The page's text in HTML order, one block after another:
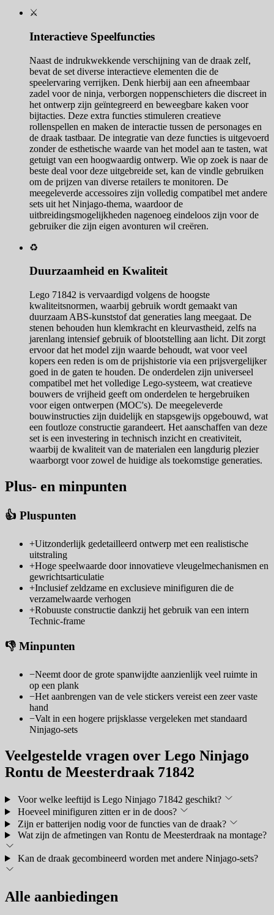
⚔️
Interactieve Speelfuncties
Naast de indrukwekkende verschijning van de draak zelf,
bevat de set diverse interactieve elementen die de
speelervaring verrijken. Denk hierbij aan een afneembaar
zadel voor de ninja, verborgen noppenschieters die discreet in
het ontwerp zijn geïntegreerd en beweegbare kaken voor
bijtacties. Deze extra functies stimuleren creatieve
rollenspellen en maken de interactie tussen de personages en
de draak tastbaar. De integratie van deze functies is uitgevoerd
zonder de esthetische waarde van het model aan te tasten, wat
getuigt van een hoogwaardig ontwerp. Wie op zoek is naar de
beste deal voor deze uitgebreide set, kan de vindle gebruiken
om de prijzen van diverse retailers te monitoren. De
meegeleverde accessoires zijn volledig compatibel met andere
sets uit het Ninjago-thema, waardoor de
uitbreidingsmogelijkheden nagenoeg eindeloos zijn voor de
gebruiker die zijn eigen avonturen wil creëren.
♻️
Duurzaamheid en Kwaliteit
Lego 71842 is vervaardigd volgens de hoogste
kwaliteitsnormen, waarbij gebruik wordt gemaakt van
duurzaam ABS-kunststof dat generaties lang meegaat. De
stenen behouden hun klemkracht en kleurvastheid, zelfs na
jarenlang intensief gebruik of blootstelling aan licht. Dit zorgt
ervoor dat het model zijn waarde behoudt, wat voor veel
kopers een reden is om de prijshistorie via een prijsvergelijker
goed in de gaten te houden. De onderdelen zijn universeel
compatibel met het volledige Lego-systeem, wat creatieve
bouwers de vrijheid geeft om onderdelen te hergebruiken
voor eigen ontwerpen (MOC's). De meegeleverde
bouwinstructies zijn duidelijk en stapsgewijs opgebouwd, wat
een foutloze constructie garandeert. Het aanschaffen van deze
set is een investering in technisch inzicht en creativiteit,
waarbij de kwaliteit van de materialen een langdurig plezier
waarborgt voor zowel de huidige als toekomstige generaties.
Plus- en minpunten
👍 Pluspunten
+Uitzonderlijk gedetailleerd ontwerp met een realistische
uitstraling
+Hoge speelwaarde door innovatieve vleugelmechanismen en
gewrichtsarticulatie
+Inclusief zeldzame en exclusieve minifiguren die de
verzamelwaarde verhogen
+Robuuste constructie dankzij het gebruik van een intern
Technic-frame
👎 Minpunten
−Neemt door de grote spanwijdte aanzienlijk veel ruimte in
op een plank
−Het aanbrengen van de vele stickers vereist een zeer vaste
hand
−Valt in een hogere prijsklasse vergeleken met standaard
Ninjago-sets
Veelgestelde vragen over Lego Ninjago
Rontu de Meesterdraak 71842
Voor welke leeftijd is Lego Ninjago 71842 geschikt?
Hoeveel minifiguren zitten er in de doos?
Zijn er batterijen nodig voor de functies van de draak?
Wat zijn de afmetingen van Rontu de Meesterdraak na montage?
Kan de draak gecombineerd worden met andere Ninjago-sets?
Alle aanbiedingen